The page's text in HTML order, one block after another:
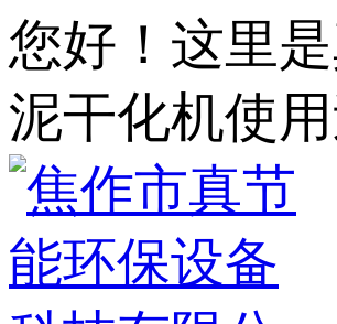
您好！这里
泥干化机使